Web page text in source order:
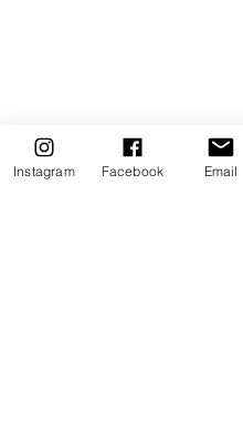
Instagram Facebook Email